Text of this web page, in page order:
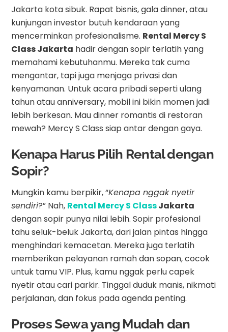
Jakarta kota sibuk. Rapat bisnis, gala dinner, atau
kunjungan investor butuh kendaraan yang
mencerminkan profesionalisme. Rental Mercy S
Class Jakarta hadir dengan sopir terlatih yang
memahami kebutuhanmu. Mereka tak cuma
mengantar, tapi juga menjaga privasi dan
kenyamanan. Untuk acara pribadi seperti ulang
tahun atau anniversary, mobil ini bikin momen jadi
lebih berkesan. Mau dinner romantis di restoran
mewah? Mercy S Class siap antar dengan gaya.
Kenapa Harus Pilih Rental dengan
Sopir?
Mungkin kamu berpikir, “Kenapa nggak nyetir
sendiri?” Nah, Rental Mercy S ClassJakarta
dengan sopir punya nilai lebih. Sopir profesional
tahu seluk-beluk Jakarta, dari jalan pintas hingga
menghindari kemacetan. Mereka juga terlatih
memberikan pelayanan ramah dan sopan, cocok
untuk tamu VIP. Plus, kamu nggak perlu capek
nyetir atau cari parkir. Tinggal duduk manis, nikmati
perjalanan, dan fokus pada agenda penting.
Proses Sewa yang Mudah dan